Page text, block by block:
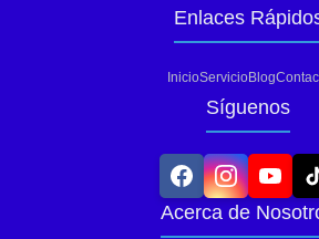
Enlaces
InicioServicioBlog
Síguenos
Acerca de